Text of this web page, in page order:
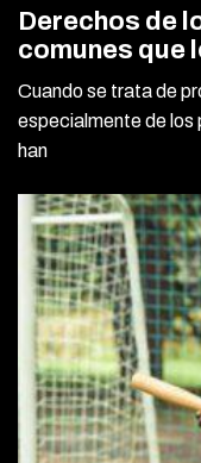
Derechos de
comunes que
Cuando se trata de
especialmente de los
han